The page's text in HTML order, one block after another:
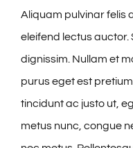
Aliquam pulvinar felis
eleifend lectus auctor.
dignissim. Nullam et
purus eget est
tincidunt ac justo ut,
metus nunc, congue